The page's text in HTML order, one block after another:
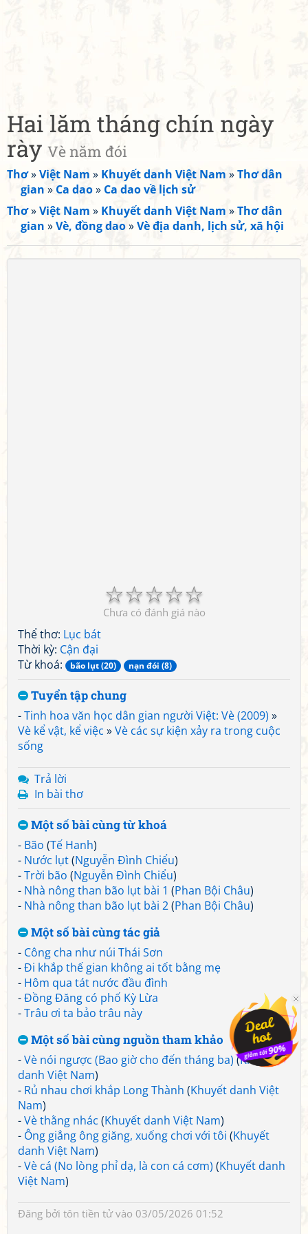
Hai lăm tháng chín ngày
rày Vè năm đói
Thơ»Việt Nam » Khuyết danh Việt Nam »Thơ dân
gian » Ca dao» Ca dao về lịch sử
Thơ»Việt Nam » Khuyết danh Việt Nam »Thơ dân
gian »Vè, đồng dao»Vè địa danh, lịch sử, xã hội
☆
☆
☆
☆
☆
Chưa có đánh giá nào
Thể thơ: Lục bát
Thời kỳ: Cận đại
Từ khoá:
bão lụt (20) nạn đói (8)
Tuyển tập chung
-Tinh hoa văn học dân gian người Việt: Vè (2009) »
Vè kể vật, kể việc »Vè các sự kiện xảy ra trong cuộc
sống
Trả lời
In bài thơ
Một số bài cùng từ khoá
- Bão (Tế Hanh)
- Nước lụt(Nguyễn Đình Chiểu)
-Trời bão (Nguyễn Đình Chiểu)
- Nhà nông than bão lụt bài 1 (Phan Bội Châu)
- Nhà nông than bão lụt bài 2(Phan Bội Châu)
Một số bài cùng tác giả
- Công cha như núi Thái Sơn
-Đi khắp thế gian không ai tốt bằng mẹ
- Hôm qua tát nước đầu đình
-Đồng Đăng có phố Kỳ Lừa
-Trâu ơi ta bảo trâu này
Một số bài cùng nguồn tham khảo
-Vè nói ngược (Bao giờ cho đến tháng ba)(Khuyết
danh Việt Nam)
- Rủ nhau chơi khắp Long Thành (Khuyết danh Việt
Nam)
-Vè thằng nhác (Khuyết danh Việt Nam)
- Ông giẳng ông giăng, xuống chơi với tôi (Khuyết
danh Việt Nam)
-Vè cá (No lòng phỉ dạ, là con cá cơm) (Khuyết danh
Việt Nam)
Đăng bởi tôn tiền tửvào 03/05/2026 01:52